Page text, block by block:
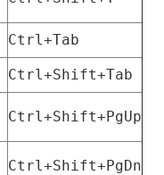
Ctrl+Tab
Ctrl+Shift+Tab
Ctrl+Shift+PgUp
Ctrl+Shift+PgDn